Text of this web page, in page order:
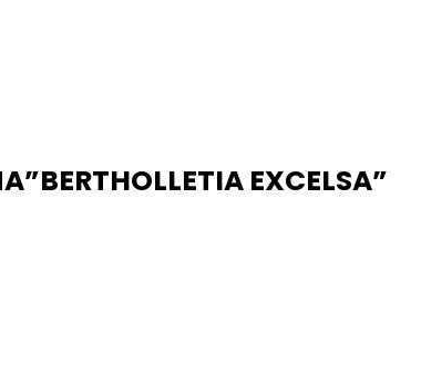
EXCELSA”